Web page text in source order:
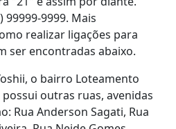
99999-9999. Mais
realizar ligações para
ser encontradas abaixo.
o bairro Loteamento
outras ruas, avenidas
Rua Anderson Sagati, Rua